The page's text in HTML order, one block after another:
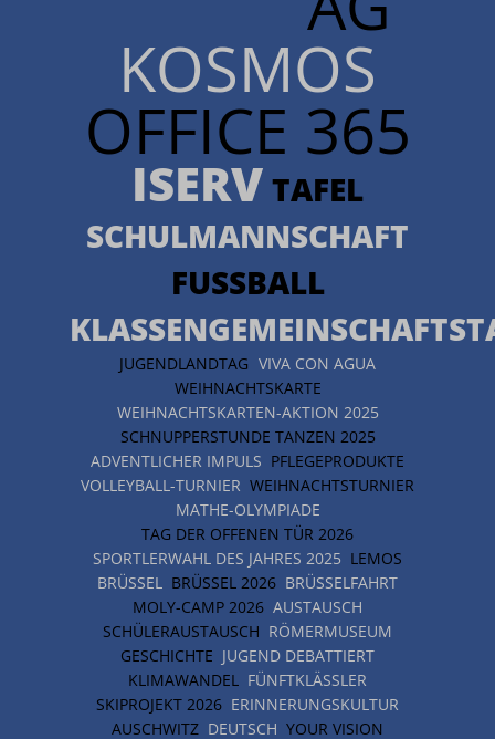
KOSMOS
OFFICE 365
ISERV TAFEL
SCHULMANNSCHAFT
FUSSBALL
JUGENDLANDTAG VIVA CON AGUA
WEIHNACHTSKARTE
WEIHNACHTSKARTEN-AKTION 2025
SCHNUPPERSTUNDE TANZEN 2025
ADVENTLICHER IMPULS PFLEGEPRODUKTE
VOLLEYBALL-TURNIER WEIHNACHTSTURNIER
MATHE-OLYMPIADE
TAG DER OFFENEN TÜR 2026
SPORTLERWAHL DES JAHRES 2025 LEMOS
BRÜSSEL BRÜSSEL 2026 BRÜSSELFAHRT
MOLY-CAMP 2026 AUSTAUSCH
SCHÜLERAUSTAUSCH RÖMERMUSEUM
GESCHICHTE JUGEND DEBATTIERT
KLIMAWANDEL FÜNFTKLÄSSLER
SKIPROJEKT 2026 ERINNERUNGSKULTUR
AUSCHWITZ DEUTSCH YOUR VISION